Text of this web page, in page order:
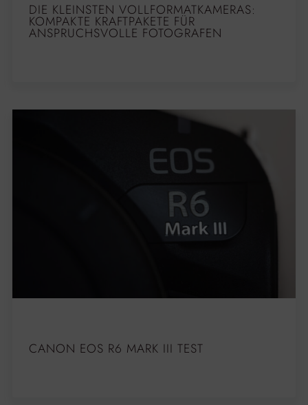
DIE KLEINSTEN VOLLFORMATKAMERAS:
KOMPAKTE KRAFTPAKETE FÜR
ANSPRUCHSVOLLE FOTOGRAFEN
CANON EOS R6 MARK III TEST